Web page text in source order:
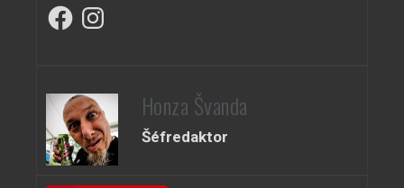
FacebookInstagram
Honza Švanda
Šéfredaktor